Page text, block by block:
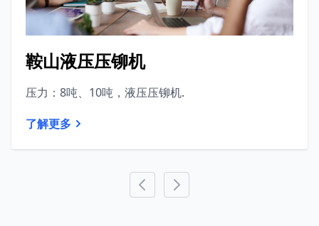
鞍山液压压铆机
压力：8吨、10吨，液压压铆机.
了解更多